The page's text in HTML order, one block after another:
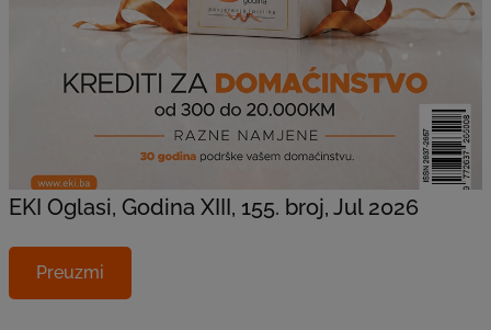
EKI Oglasi, Godina XIII, 155. broj, Jul 2026
Preuzmi